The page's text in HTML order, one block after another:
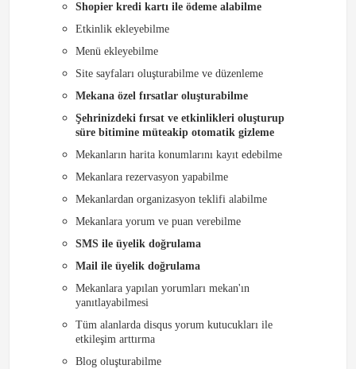
Shopier kredi kartı ile ödeme alabilme
Etkinlik ekleyebilme
Menü ekleyebilme
Site sayfaları oluşturabilme ve düzenleme
Mekana özel fırsatlar oluşturabilme
Şehrinizdeki fırsat ve etkinlikleri oluşturup
süre bitimine müteakip otomatik gizleme
Mekanların harita konumlarını kayıt edebilme
Mekanlara rezervasyon yapabilme
Mekanlardan organizasyon teklifi alabilme
Mekanlara yorum ve puan verebilme
SMS ile üyelik doğrulama
Mail ile üyelik doğrulama
Mekanlara yapılan yorumları mekan'ın
yanıtlayabilmesi
Tüm alanlarda disqus yorum kutucukları ile
etkileşim arttırma
Blog oluşturabilme